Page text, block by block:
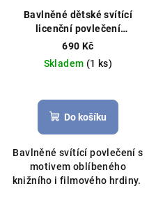
Bavlněné dětské svítící
licenční povlečení
140x200/70x80 cm Harry
690 Kč
Skladem (1 ks)
Do košíku
Bavlněné svítící povlečení s
motivem oblíbeného
knižního i filmového hrdiny.